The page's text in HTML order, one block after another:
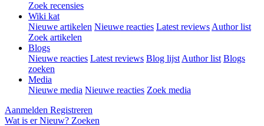
Zoek recensies
Wiki kat
Nieuwe artikelen Nieuwe reacties Latest reviews Author list
Zoek artikelen
Blogs
Nieuwe reacties Latest reviews Blog lijst Author list Blogs
zoeken
Media
Nieuwe media Nieuwe reacties Zoek media
Aanmelden Registreren
Wat is er Nieuw? Zoeken